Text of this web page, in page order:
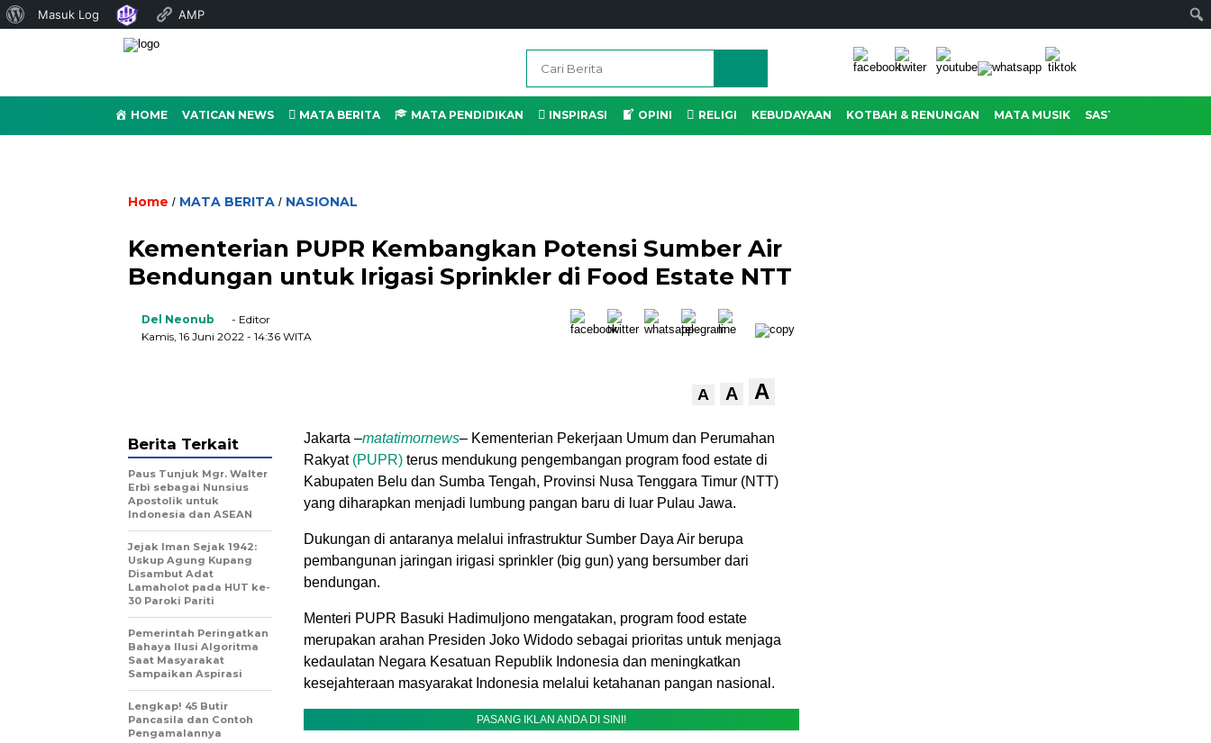
Tentang
Masuk Log AMP
HOME VATICAN NEWS MATA BERITA MATA PENDIDIKAN INSPIRASI OPINI RELIGI KEBUDAYAAN KOTBAH & RENUNGAN MATA MUSIK SASTRA
Home / MATA BERITA / NASIONAL
Kementerian PUPR Kembangkan Potensi Sumber Air
Bendungan untuk Irigasi Sprinkler di Food Estate NTT
Del Neonub
- Editor
Kamis, 16 Juni 2022 - 14:36 WITA
A A A
Jakarta –matatimornews– Kementerian Pekerjaan Umum dan Perumahan
Rakyat (PUPR) terus mendukung pengembangan program food estate di
Kabupaten Belu dan Sumba Tengah, Provinsi Nusa Tenggara Timur (NTT)
yang diharapkan menjadi lumbung pangan baru di luar Pulau Jawa.
Dukungan di antaranya melalui infrastruktur Sumber Daya Air berupa
pembangunan jaringan irigasi sprinkler (big gun) yang bersumber dari
bendungan.
Menteri PUPR Basuki Hadimuljono mengatakan, program food estate
merupakan arahan Presiden Joko Widodo sebagai prioritas untuk menjaga
kedaulatan Negara Kesatuan Republik Indonesia dan meningkatkan
kesejahteraan masyarakat Indonesia melalui ketahanan pangan nasional.
PASANG IKLAN ANDA DI SINI!
Berita Terkait
Paus Tunjuk Mgr. Walter
Erbì sebagai Nunsius
Apostolik untuk
Indonesia dan ASEAN
Jejak Iman Sejak 1942:
Uskup Agung Kupang
Disambut Adat
Lamaholot pada HUT ke-
30 Paroki Pariti
Pemerintah Peringatkan
Bahaya Ilusi Algoritma
Saat Masyarakat
Sampaikan Aspirasi
Lengkap! 45 Butir
Pancasila dan Contoh
Pengamalannya